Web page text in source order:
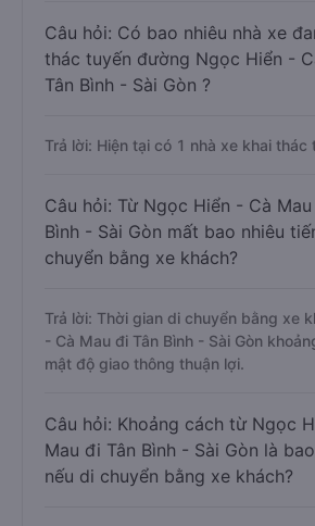
Câu hỏi: Có bao nhiêu nhà xe
thác tuyến đường Ngọc Hiển -
Tân Bình - Sài Gòn ?
Trả lời: Hiện tại có 1 nhà xe khai thác
Câu hỏi: Từ Ngọc Hiển - Cà
Bình - Sài Gòn mất bao nhiêu
chuyển bằng xe khách?
Trả lời: Thời gian di chuyển bằng xe
- Cà Mau đi Tân Bình - Sài Gòn
mật độ giao thông thuận lợi.
Câu hỏi: Khoảng cách từ Ngọc
Mau đi Tân Bình - Sài Gòn là
nếu di chuyển bằng xe khách?